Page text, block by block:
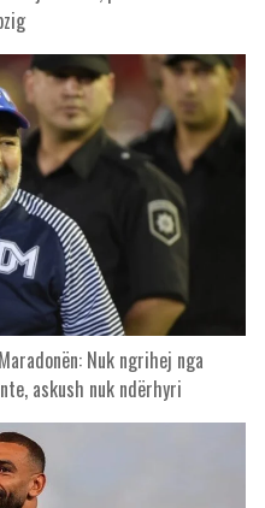
Nuk ngrihej nga
askush nuk ndërhyri